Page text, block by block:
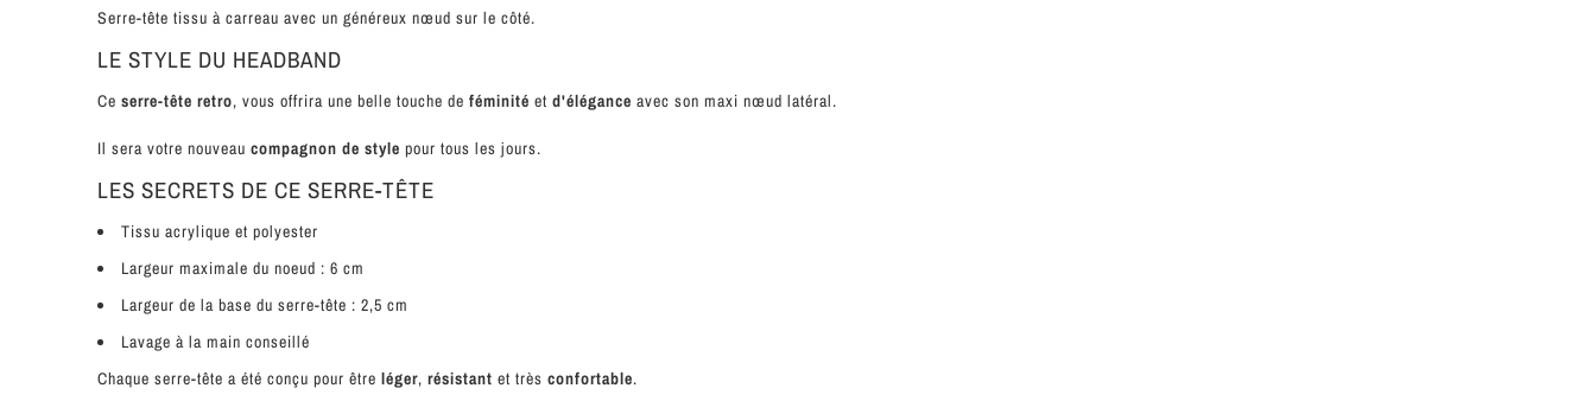
Serre-tête tissu à carreau avec un généreux nœud sur le côté.
LE STYLE DU HEADBAND
Ce serre-tête retro, vous offrira une belle touche de féminité et d'élégance avec son maxi nœud latéral.
Il sera votre nouveau compagnon de style pour tous les jours.
LES SECRETS DE CE SERRE-TÊTE
Tissu acrylique et polyester
Largeur maximale du noeud : 6 cm
Largeur de la base du serre-tête : 2,5 cm
Lavage à la main conseillé
Chaque serre-tête a été conçu pour être léger, résistant et très confortable.